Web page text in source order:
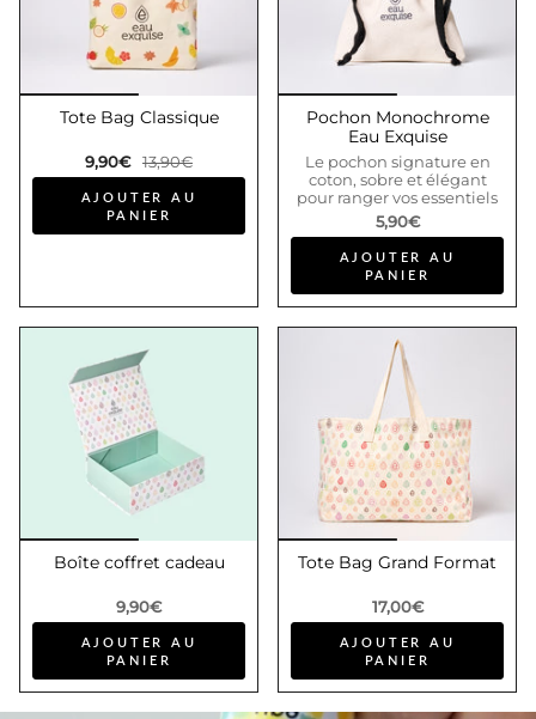
Tote Bag Classique
9,90€ 13,90€
AJOUTER AU
PANIER
Pochon Monochrome
Eau Exquise
Le pochon signature en
coton, sobre et élégant
pour ranger vos essentiels
5,90€
AJOUTER AU
PANIER
Boîte coffret cadeau
9,90€
AJOUTER AU
PANIER
Tote Bag Grand Format
17,00€
AJOUTER AU
PANIER